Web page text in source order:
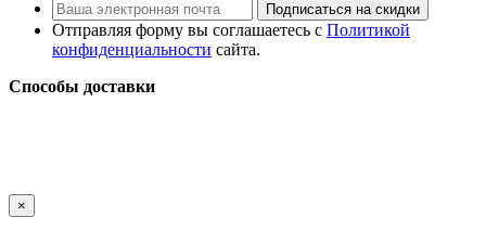
Подписаться на скидки
Отправляя форму вы соглашаетесь с Политикой
конфиденциальности сайта.
Способы доставки
×